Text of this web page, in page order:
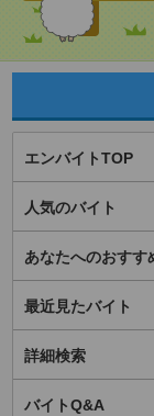
エンバイトTOP
人気のバイト
あなたへのおすす
最近見たバイト
詳細検索
バイトQ&A